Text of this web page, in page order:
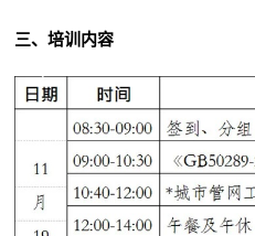
三、培训内容